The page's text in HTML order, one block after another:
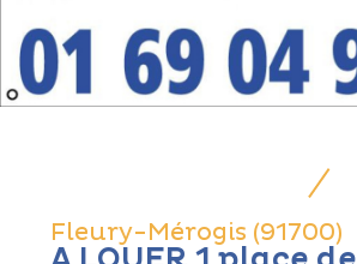
Fleury-Mérogis (91700)